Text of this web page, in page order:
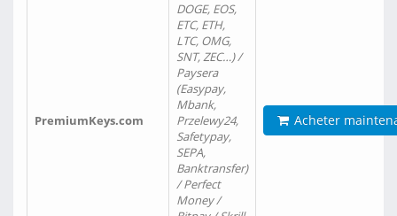
PremiumKeys.com
DOGE, EOS,
ETC, ETH,
LTC, OMG,
SNT, ZEC…) /
Paysera
(Easypay,
Mbank,
Przelewy24,
Safetypay,
SEPA,
Banktransfer)
/ Perfect
Money /
Acheter